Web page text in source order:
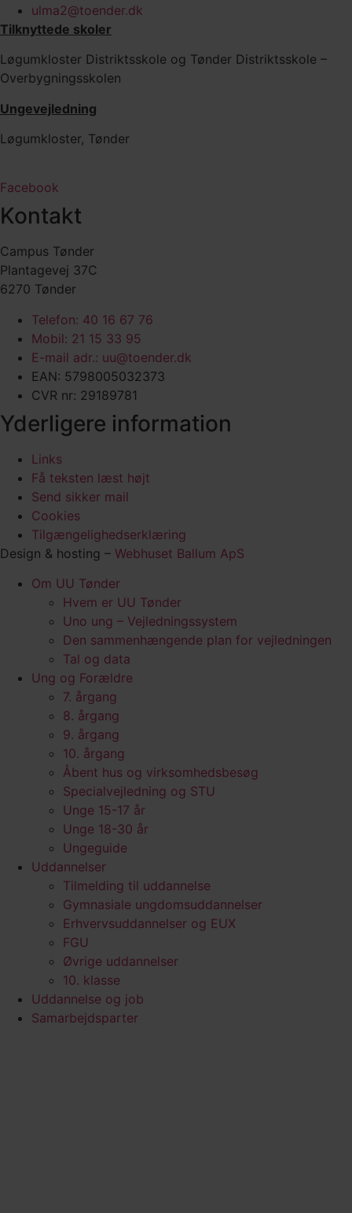
ulma2@toender.dk
Tilknyttede skoler
Løgumkloster Distriktsskole og Tønder Distriktsskole –
Overbygningsskolen
Ungevejledning
Løgumkloster, Tønder
Facebook
Kontakt
Campus Tønder
Plantagevej 37C
6270 Tønder
Telefon: 40 16 67 76
Mobil: 21 15 33 95
E-mail adr.: uu@toender.dk
EAN: 5798005032373
CVR nr: 29189781
Yderligere information
Links
Få teksten læst højt
Send sikker mail
Cookies
Tilgængelighedserklæring
Design & hosting – Webhuset Ballum ApS
Om UU Tønder
Hvem er UU Tønder
Uno ung – Vejledningssystem
Den sammenhængende plan for vejledningen
Tal og data
Ung og Forældre
7. årgang
8. årgang
9. årgang
10. årgang
Åbent hus og virksomhedsbesøg
Specialvejledning og STU
Unge 15-17 år
Unge 18-30 år
Ungeguide
Uddannelser
Tilmelding til uddannelse
Gymnasiale ungdomsuddannelser
Erhvervsuddannelser og EUX
FGU
Øvrige uddannelser
10. klasse
Uddannelse og job
Samarbejdsparter